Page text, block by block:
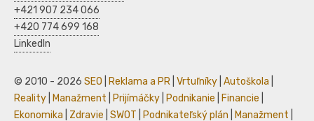
+421 907 234 066
+420 774 699 168
LinkedIn
© 2010 - 2026 SEO Reklama a PR Vrtuľníky Autoškola
Reality
Manažment Prijímáčky Podnikanie Financie
Ekonomika
Zdravie SWOT Podnikateľský plán Manažment